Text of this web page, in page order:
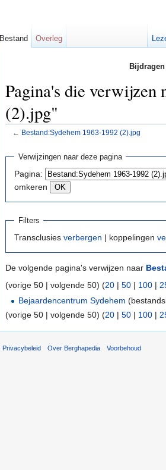
Pagina's die verwijzen
(2).jpg"
← Bestand:Sydehem 1963-1992 (2).jpg
Verwijzingen naar deze pagina
Pagina:
omkeren
Filters
Transclusies verbergen | koppelingen
De volgende pagina's verwijzen naar
(vorige 50 | volgende 50) (20 | 50 | 100 |
Bejaardencentrum Sydehem
(vorige 50 | volgende 50) (20 | 50 | 100 |
Bestand Overleg
Privacybeleid Over Berghapedia Voorbehoud